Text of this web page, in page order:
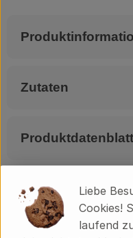
Zutaten
Produktdatenblatt
Herkunft
Liebe
Cookies!
laufend